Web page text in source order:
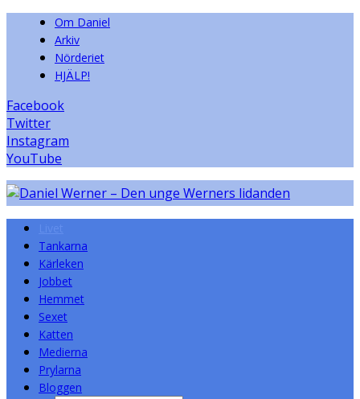
Om Daniel
Arkiv
Nörderiet
HJÄLP!
Facebook
Twitter
Instagram
YouTube
Tankarna
Kärleken
Jobbet
Hemmet
Sexet
Katten
Medierna
Prylarna
Bloggen